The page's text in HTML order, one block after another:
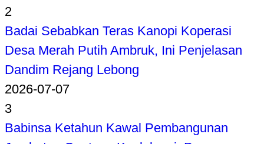
2
Badai Sebabkan Teras Kanopi Koperasi
Desa Merah Putih Ambruk, Ini Penjelasan
Dandim Rejang Lebong
2026-07-07
3
Babinsa Ketahun Kawal Pembangunan